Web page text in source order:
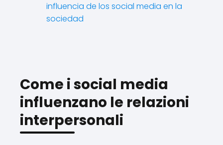
influencia de los social media en la
sociedad
Come i social media
influenzano le relazioni
interpersonali